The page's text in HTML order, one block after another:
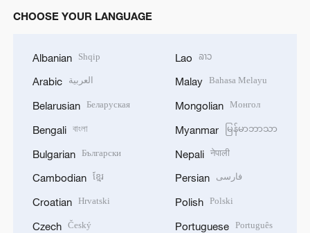
CHOOSE YOUR LANGUAGE
Albanian Shqip
Arabic العربية
Belarusian Беларуская
Bengali বাংলা
Bulgarian Български
Cambodian ខ្មែរ
Croatian Hrvatski
Czech Český
Lao ລາວ
Malay Bahasa Melayu
Mongolian Монгол
Myanmar မြန်မာဘာသာ
Nepali नेपाली
Persian فارسی
Polish Polski
Portuguese Português